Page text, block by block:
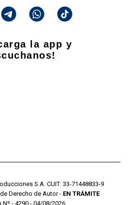
la app y
S.A. CUIT: 33-71448833-9
Derecho de Autor - EN TRÁMITE
Nº - 4290 - 04/08/2026